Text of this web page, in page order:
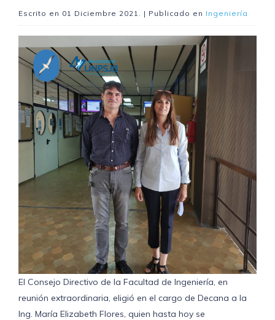
Escrito en 01 Diciembre 2021 . | Publicado en Ingeniería
El Consejo Directivo de la Facultad de Ingeniería, en
reunión extraordinaria, eligió en el cargo de Decana a la
Ing. María Elizabeth Flores, quien hasta hoy se